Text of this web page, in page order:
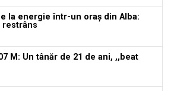
de ani din Galda de Jos, reținut după
la energie într-un oraș din Alba:
restrâns
M: Un tânăr de 21 de ani, ,,beat